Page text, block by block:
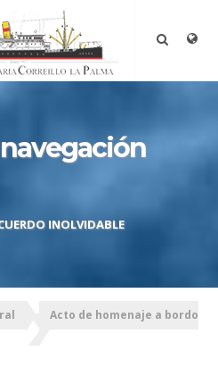
INOLVIDABLE
Acto de homenaje a bordo